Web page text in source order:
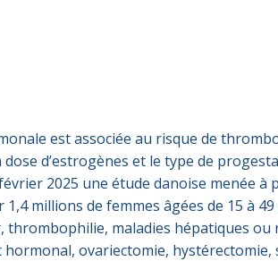
est associée au risque de
d’estrogènes et le type de
2025 une étude danoise menée à
millions de femmes âgées de 15 à
thrombophilie, maladies hépatiques
ovariectomie, hystérectomie,